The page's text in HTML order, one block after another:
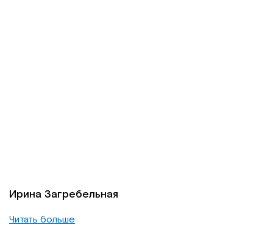
Ирина Загребельная
Читать больше